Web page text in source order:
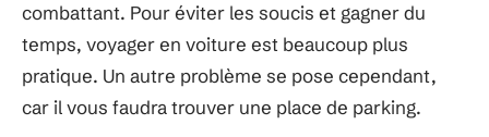
combattant. Pour éviter les soucis et gagner du
temps, voyager en voiture est beaucoup plus
pratique. Un autre problème se pose cependant,
car il vous faudra trouver une place de parking.